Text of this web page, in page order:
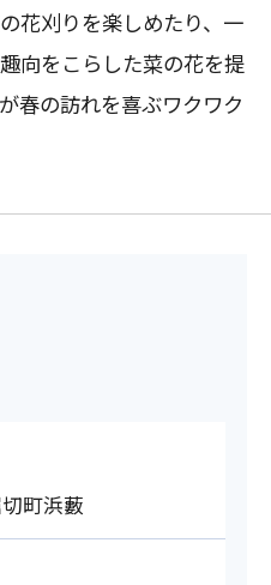
花刈りを楽しめたり、一
向をこらした菜の花を提
春の訪れを喜ぶワクワク
町浜藪